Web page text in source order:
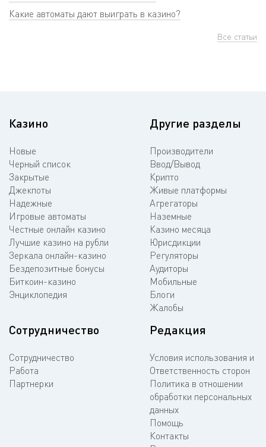
Какие автоматы дают выиграть в казино?
Все статьи
Казино
Новые
Черный список
Закрытые
Джекпоты
Надежные
Игровые автоматы
Честные онлайн казино
Лучшие казино на рубли
Зеркала онлайн-казино
Бездепозитные бонусы
Биткоин-казино
Энциклопедия
Другие разделы
Производители
Ввод/Вывод
Крипто
Живые платформы
Агрегаторы
Наземные
Казино месяца
Юрисдикции
Регуляторы
Аудиторы
Мобильные
Блоги
Жалобы
Сотрудничество
Сотрудничество
Работа
Партнерки
Редакция
Условия использования и
Ответственность сторон
Политика в отношении
обработки персональных
данных
Помощь
Контакты